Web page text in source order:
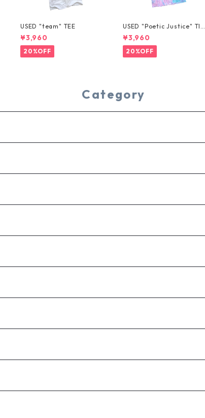
USED "team" TEE
¥3,960
20%OFF
USED "Poetic Justice" TIE
-DYE TEE
¥3,960
20%OFF
Category